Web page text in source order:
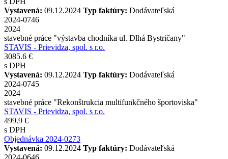
Vystavená: 09.12.2024 Typ faktúry: Dodávateľská
2024-0746
2024
stavebné práce "výstavba chodníka ul. Dlhá Bystričany"
STAVIS - Prievidza, spol. s r.o.
3085.6 €
s DPH
Vystavená: 09.12.2024 Typ faktúry: Dodávateľská
2024-0745
2024
stavebné práce "Rekonštrukcia multifunkčného športoviska"
STAVIS - Prievidza, spol. s r.o.
499.9 €
s DPH
Objednávka 2024-0273
Vystavená: 09.12.2024 Typ faktúry: Dodávateľská
2024-0646